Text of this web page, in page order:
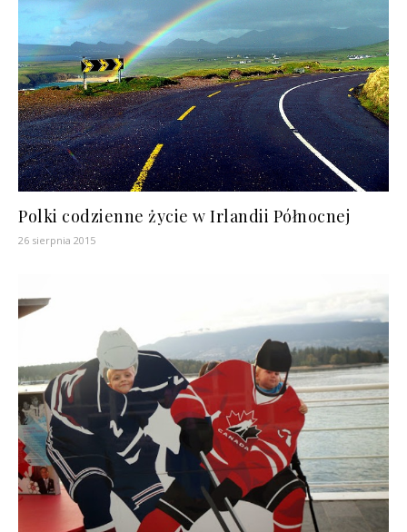
Polki codzienne życie w Irlandii Północnej
26 sierpnia 2015